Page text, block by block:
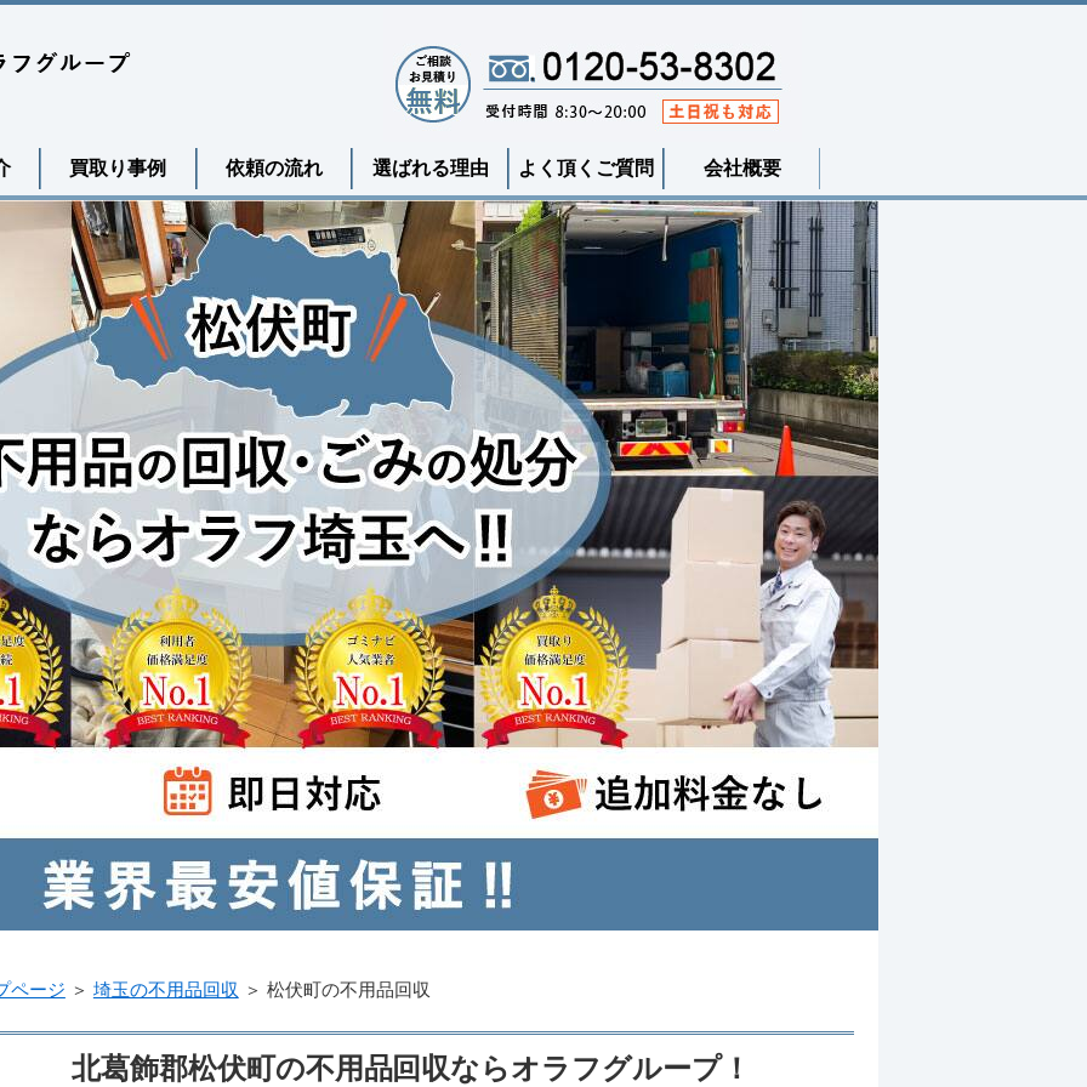
買取り事例 依頼の流れ 選ばれる理由 よく頂くご質問 会社概要
ページ ＞ 埼玉の不用品回収 ＞ 松伏町の不用品回収
北葛飾郡松伏町の不用品回収ならオラフグループ！